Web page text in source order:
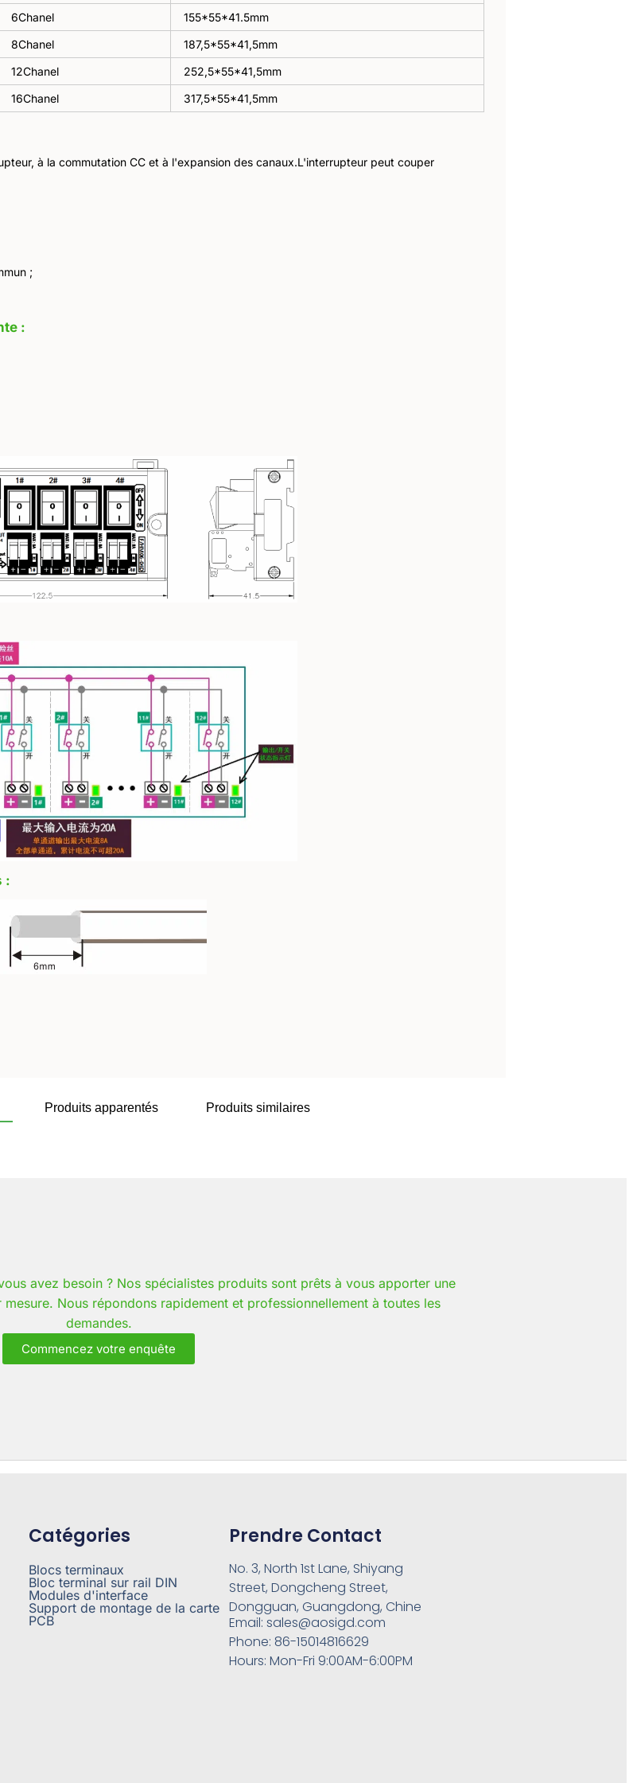
6Chanel
155*55*41.5mm
8Chanel
187,5*55*41,5mm
12Chanel
252,5*55*41,5mm
16Chanel 317,5*55*41,5mm
à la commutation CC et à l'expansion des canaux.L'interrupteur peut couper
;
:
:
Produits apparentés Produits similaires
avez besoin ? Nos spécialistes produits sont prêts à vous apporter une
Nous répondons rapidement et professionnellement à toutes les
demandes.
Commencez votre enquête
Catégories
Blocs terminaux
Bloc terminal sur rail DIN
Modules d'interface
Support de montage de la carte
PCB
Prendre Contact
No. 3, North 1st Lane, Shiyang
Street, Dongcheng Street,
Dongguan, Guangdong, Chine
Email:sales@aosigd.com
Phone:86-15014816629
Hours:Mon-Fri 9:00AM-6:00PM